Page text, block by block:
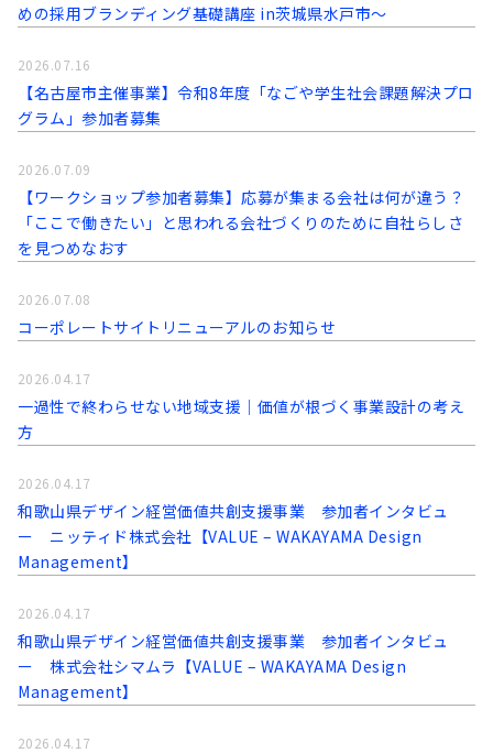
めの採用ブランディング基礎講座 in茨城県水戸市～
【名古屋市主催事業】令和8年度「なごや学生社会課題解決プロ
グラム」参加者募集
2026.07.16
【ワークショップ参加者募集】応募が集まる会社は何が違う？
「ここで働きたい」と思われる会社づくりのために自社らしさ
を見つめなおす
2026.07.09
コーポレートサイトリニューアルのお知らせ
2026.07.08
一過性で終わらせない地域支援｜価値が根づく事業設計の考え
方
2026.04.17
和歌山県デザイン経営価値共創支援事業 参加者インタビュ
ー ニッティド株式会社【VALUE – WAKAYAMA Design
Management】
2026.04.17
和歌山県デザイン経営価値共創支援事業 参加者インタビュ
ー 株式会社シマムラ【VALUE – WAKAYAMA Design
Management】
2026.04.17
2026.04.17